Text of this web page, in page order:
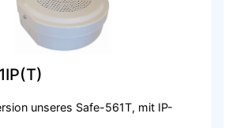
unseres Safe-561T, mit IP-